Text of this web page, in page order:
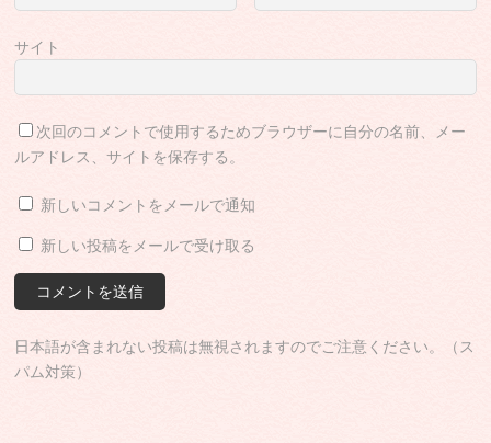
サイト
次回のコメントで使用するためブラウザーに自分の名前、メー
ルアドレス、サイトを保存する。
新しいコメントをメールで通知
新しい投稿をメールで受け取る
日本語が含まれない投稿は無視されますのでご注意ください。（ス
パム対策）